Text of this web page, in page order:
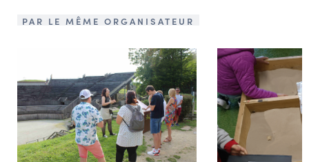
PAR LE MÊME ORGANISATEUR